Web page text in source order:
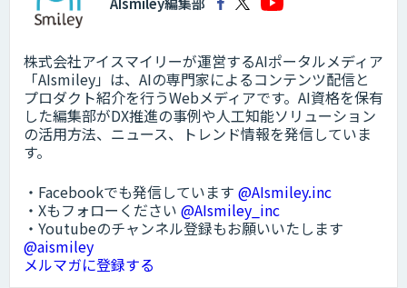
株式会社アイスマイリーが運営するAIポータルメディア
「AIsmiley」は、AIの専門家によるコンテンツ配信と
プロダクト紹介を行うWebメディアです。AI資格を保有
した編集部がDX推進の事例や人工知能ソリューション
の活用方法、ニュース、トレンド情報を発信していま
す。
・Facebookでも発信しています @AIsmiley.inc
・Xもフォローください @AIsmiley_inc
・Youtubeのチャンネル登録もお願いいたします
@aismiley
メルマガに登録する